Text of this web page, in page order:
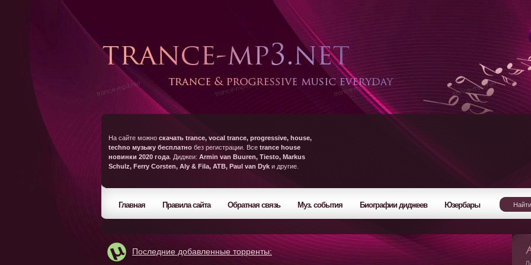
На сайте можно скачать trance, vocal trance, progressive, house,
techno музыку бесплатно без регистрации. Все trance house
новинки 2020 года . Диджеи: Armin van Buuren, Tiesto, Markus
Schulz, Ferry Corsten, Aly & Fila, ATB, Paul van Dyk и другие.
Главная Правила сайта Обратная связь Муз. события Биографии диджеев Юзербары
Последние добавленные торренты: